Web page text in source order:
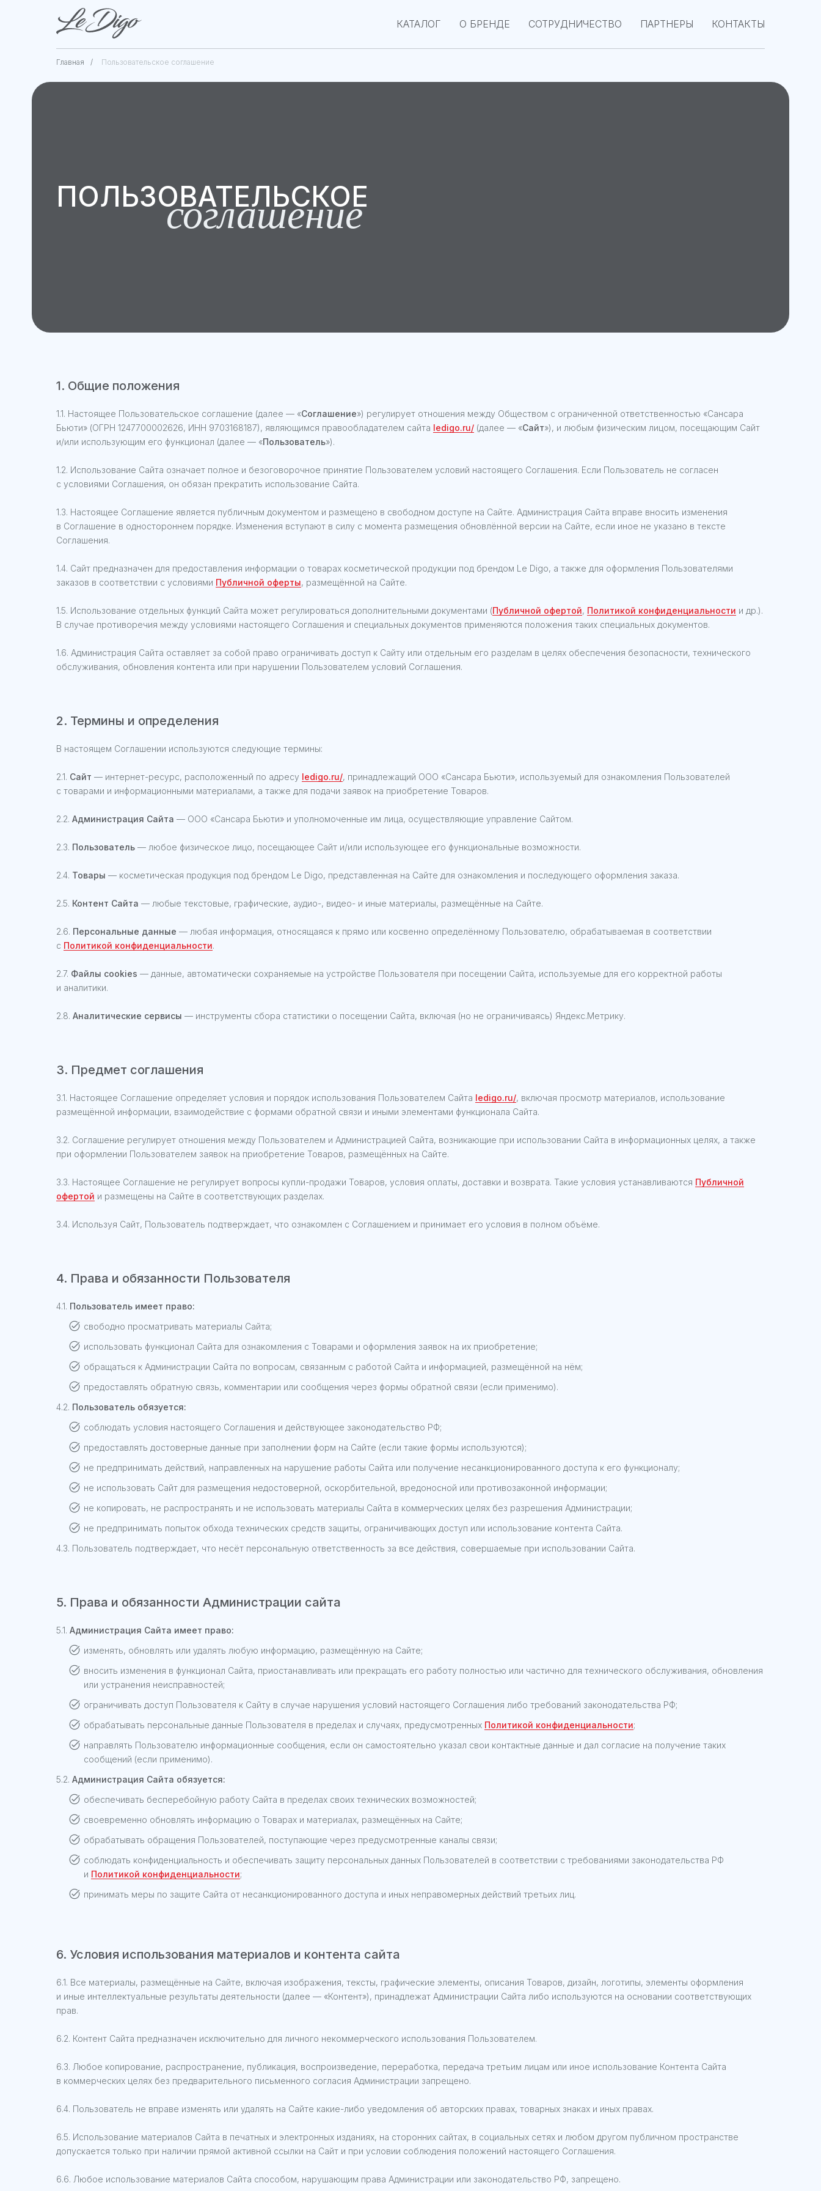
КАТАЛОГ О БРЕНДЕ СОТРУДНИЧЕСТВО ПАРТНЕРЫ КОНТАКТЫ
Главная / Пользовательское соглашение
ПОЛЬЗОВАТЕЛЬСКОЕ
соглашение
1. Общие положения
1.1. Настоящее Пользовательское соглашение (далее — «Соглашение») регулирует отношения между Обществом с ограниченной ответственностью «Сансара
Бьюти» (ОГРН 1247700002626, ИНН 9703168187), являющимся правообладателем сайта ledigo.ru/ (далее — «Сайт»), и любым физическим лицом, посещающим Сайт
и/или использующим его функционал (далее — «Пользователь»).
1.2. Использование Сайта означает полное и безоговорочное принятие Пользователем условий настоящего Соглашения. Если Пользователь не согласен
с условиями Соглашения, он обязан прекратить использование Сайта.
1.3. Настоящее Соглашение является публичным документом и размещено в свободном доступе на Сайте. Администрация Сайта вправе вносить изменения
в Соглашение в одностороннем порядке. Изменения вступают в силу с момента размещения обновлённой версии на Сайте, если иное не указано в тексте
Соглашения.
1.4. Сайт предназначен для предоставления информации о товарах косметической продукции под брендом Le Digo, а также для оформления Пользователями
заказов в соответствии с условиями Публичной оферты, размещённой на Сайте.
1.5. Использование отдельных функций Сайта может регулироваться дополнительными документами (Публичной офертой, Политикой конфиденциальности и др.).
В случае противоречия между условиями настоящего Соглашения и специальных документов применяются положения таких специальных документов.
1.6. Администрация Сайта оставляет за собой право ограничивать доступ к Сайту или отдельным его разделам в целях обеспечения безопасности, технического
обслуживания, обновления контента или при нарушении Пользователем условий Соглашения.
2. Термины и определения
В настоящем Соглашении используются следующие термины:
2.1. Сайт — интернет-ресурс, расположенный по адресу ledigo.ru/, принадлежащий ООО «Сансара Бьюти», используемый для ознакомления Пользователей
с товарами и информационными материалами, а также для подачи заявок на приобретение Товаров.
2.2. Администрация Сайта — ООО «Сансара Бьюти» и уполномоченные им лица, осуществляющие управление Сайтом.
2.3. Пользователь — любое физическое лицо, посещающее Сайт и/или использующее его функциональные возможности.
2.4. Товары — косметическая продукция под брендом Le Digo, представленная на Сайте для ознакомления и последующего оформления заказа.
2.5. Контент Сайта — любые текстовые, графические, аудио-, видео- и иные материалы, размещённые на Сайте.
2.6. Персональные данные — любая информация, относящаяся к прямо или косвенно определённому Пользователю, обрабатываемая в соответствии
с Политикой конфиденциальности.
2.7. Файлы cookies — данные, автоматически сохраняемые на устройстве Пользователя при посещении Сайта, используемые для его корректной работы
и аналитики.
2.8. Аналитические сервисы — инструменты сбора статистики о посещении Сайта, включая (но не ограничиваясь) Яндекс.Метрику.
3. Предмет соглашения
3.1. Настоящее Соглашение определяет условия и порядок использования Пользователем Сайта ledigo.ru/, включая просмотр материалов, использование
размещённой информации, взаимодействие с формами обратной связи и иными элементами функционала Сайта.
3.2. Соглашение регулирует отношения между Пользователем и Администрацией Сайта, возникающие при использовании Сайта в информационных целях, а также
при оформлении Пользователем заявок на приобретение Товаров, размещённых на Сайте.
3.3. Настоящее Соглашение не регулирует вопросы купли-продажи Товаров, условия оплаты, доставки и возврата. Такие условия устанавливаются Публичной
офертой и размещены на Сайте в соответствующих разделах.
3.4. Используя Сайт, Пользователь подтверждает, что ознакомлен с Соглашением и принимает его условия в полном объёме.
4. Права и обязанности Пользователя
4.1. Пользователь имеет право:
свободно просматривать материалы Сайта;
использовать функционал Сайта для ознакомления с Товарами и оформления заявок на их приобретение;
обращаться к Администрации Сайта по вопросам, связанным с работой Сайта и информацией, размещённой на нём;
предоставлять обратную связь, комментарии или сообщения через формы обратной связи (если применимо).
4.2. Пользователь обязуется:
соблюдать условия настоящего Соглашения и действующее законодательство РФ;
предоставлять достоверные данные при заполнении форм на Сайте (если такие формы используются);
не предпринимать действий, направленных на нарушение работы Сайта или получение несанкционированного доступа к его функционалу;
не использовать Сайт для размещения недостоверной, оскорбительной, вредоносной или противозаконной информации;
не копировать, не распространять и не использовать материалы Сайта в коммерческих целях без разрешения Администрации;
не предпринимать попыток обхода технических средств защиты, ограничивающих доступ или использование контента Сайта.
4.3. Пользователь подтверждает, что несёт персональную ответственность за все действия, совершаемые при использовании Сайта.
5. Права и обязанности Администрации сайта
5.1. Администрация Сайта имеет право:
изменять, обновлять или удалять любую информацию, размещённую на Сайте;
вносить изменения в функционал Сайта, приостанавливать или прекращать его работу полностью или частично для технического обслуживания, обновления
или устранения неисправностей;
ограничивать доступ Пользователя к Сайту в случае нарушения условий настоящего Соглашения либо требований законодательства РФ;
обрабатывать персональные данные Пользователя в пределах и случаях, предусмотренных Политикой конфиденциальности;
направлять Пользователю информационные сообщения, если он самостоятельно указал свои контактные данные и дал согласие на получение таких
сообщений (если применимо).
5.2. Администрация Сайта обязуется:
обеспечивать бесперебойную работу Сайта в пределах своих технических возможностей;
своевременно обновлять информацию о Товарах и материалах, размещённых на Сайте;
обрабатывать обращения Пользователей, поступающие через предусмотренные каналы связи;
соблюдать конфиденциальность и обеспечивать защиту персональных данных Пользователей в соответствии с требованиями законодательства РФ
и Политикой конфиденциальности;
принимать меры по защите Сайта от несанкционированного доступа и иных неправомерных действий третьих лиц.
6. Условия использования материалов и контента сайта
6.1. Все материалы, размещённые на Сайте, включая изображения, тексты, графические элементы, описания Товаров, дизайн, логотипы, элементы оформления
и иные интеллектуальные результаты деятельности (далее — «Контент»), принадлежат Администрации Сайта либо используются на основании соответствующих
прав.
6.2. Контент Сайта предназначен исключительно для личного некоммерческого использования Пользователем.
6.3. Любое копирование, распространение, публикация, воспроизведение, переработка, передача третьим лицам или иное использование Контента Сайта
в коммерческих целях без предварительного письменного согласия Администрации запрещено.
6.4. Пользователь не вправе изменять или удалять на Сайте какие-либо уведомления об авторских правах, товарных знаках и иных правах.
6.5. Использование материалов Сайта в печатных и электронных изданиях, на сторонних сайтах, в социальных сетях и любом другом публичном пространстве
допускается только при наличии прямой активной ссылки на Сайт и при условии соблюдения положений настоящего Соглашения.
6.6. Любое использование материалов Сайта способом, нарушающим права Администрации или законодательство РФ, запрещено.